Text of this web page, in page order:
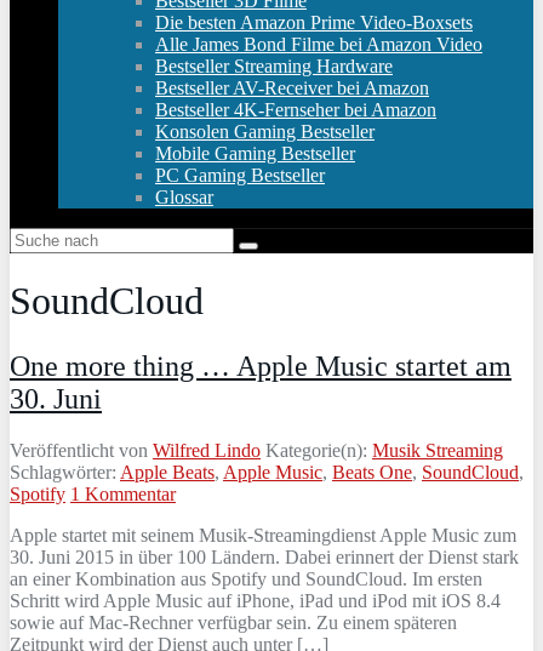
Die besten Amazon Prime Video-Boxsets
Alle James Bond Filme bei Amazon Video
Bestseller Streaming Hardware
Bestseller AV-Receiver bei Amazon
Bestseller 4K-Fernseher bei Amazon
Konsolen Gaming Bestseller
Mobile Gaming Bestseller
PC Gaming Bestseller
Glossar
SoundCloud
One more thing … Apple Music startet am
30. Juni
Veröffentlicht von Wilfred Lindo Kategorie(n): Musik Streaming
Schlagwörter: Apple Beats, Apple Music, Beats One, SoundCloud,
Spotify 1 Kommentar
Apple startet mit seinem Musik-Streamingdienst Apple Music zum
30. Juni 2015 in über 100 Ländern. Dabei erinnert der Dienst stark
an einer Kombination aus Spotify und SoundCloud. Im ersten
Schritt wird Apple Music auf iPhone, iPad und iPod mit iOS 8.4
sowie auf Mac-Rechner verfügbar sein. Zu einem späteren
Zeitpunkt wird der Dienst auch unter […]